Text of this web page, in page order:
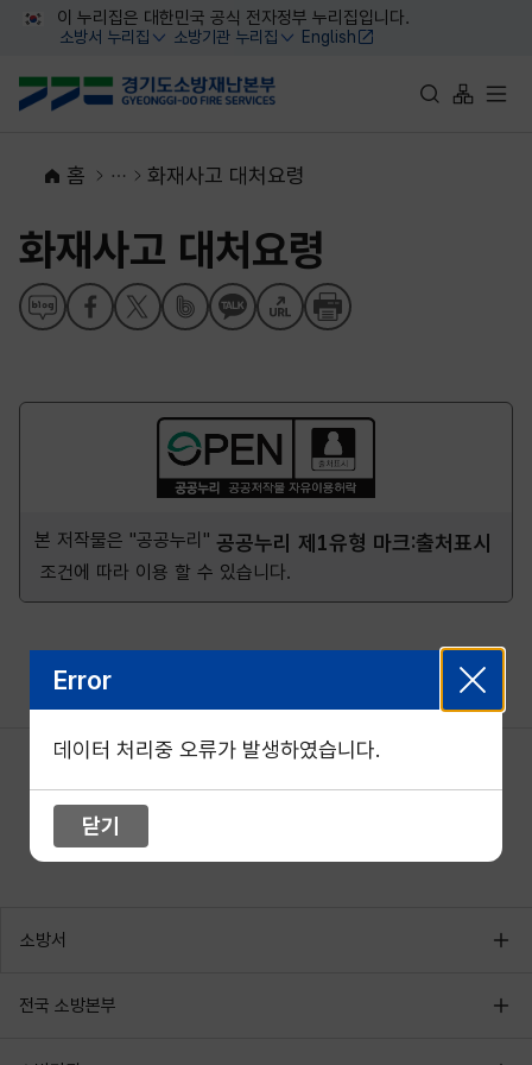
대메뉴 바로가기
본문 바로가기
이 누리집은 대한민국 공식 전자정부 누리집입니다.
소방서 누리집
열기
소방기관 누리집
열기
English
통합검색 바로가
사이트맵
전체
홈 화재사고 대처요령
화재사고 대처요령
본 저작물은 "공공누리" 공공누리 제1유형 마크:출처표시
조건에 따라 이용 할 수 있습니다.
소방서
전국 소방본부
Error
데이터 처리중 오류가 발생하였습니다.
닫기